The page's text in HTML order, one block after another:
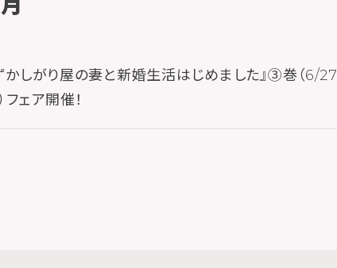
かしがり屋の妻と新婚生活はじめました』③巻（6/27
フェア開催！